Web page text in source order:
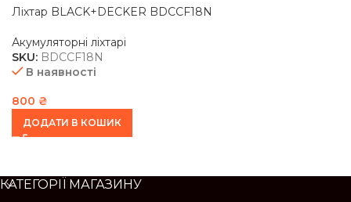
Ліхтар BLACK+DECKER BDCCF18N
Акумуляторні ліхтарі
SKU: BDCCF18N
В наявності
800 ₴
ДОДАТИ В КОШИК
КАТЕГОРІЇ МАГАЗИНУ